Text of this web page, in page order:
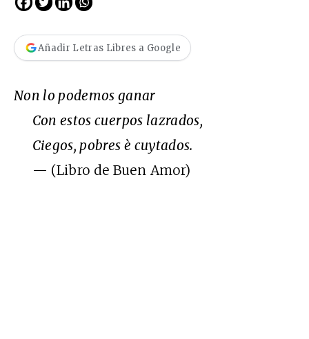
Añadir Letras Libres a Google
Non lo podemos ganar
Con estos cuerpos lazrados,
Ciegos, pobres è cuytados.
— (Libro de Buen Amor)